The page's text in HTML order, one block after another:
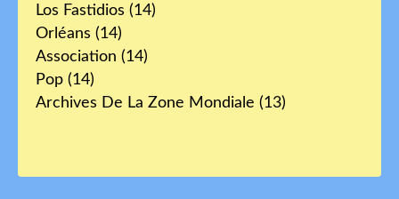
Los Fastidios (14)
Orléans (14)
Association (14)
Pop (14)
Archives De La Zone Mondiale (13)